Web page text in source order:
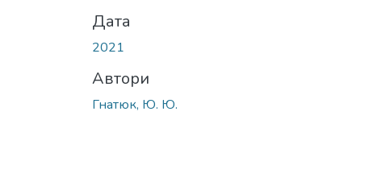
Дата
2021
Автори
Гнатюк, Ю. Ю.